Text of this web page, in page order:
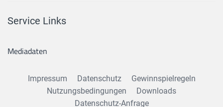
Service Links
Mediadaten
Impressum Datenschutz
Gewinnspielregeln
Nutzungsbedingungen
Downloads
Datenschutz-Anfrage